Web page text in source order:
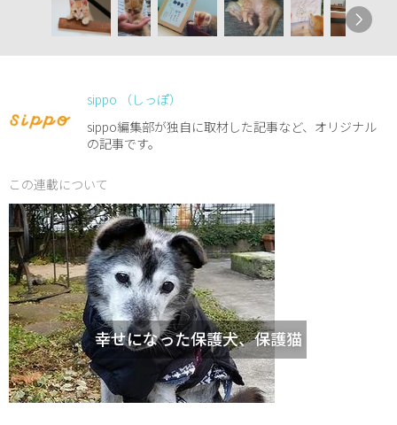
sippo （しっぽ）
sippo編集部が独自に取材した記事など、オリジナル
の記事です。
この連載について
幸せになった保護犬、保護猫